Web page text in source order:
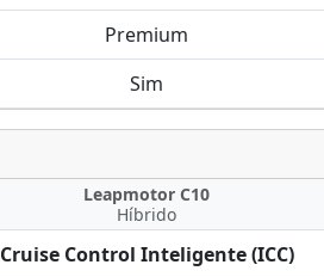
Premium
Sim
Leapmotor C10
Híbrido
Cruise Control Inteligente (ICC)